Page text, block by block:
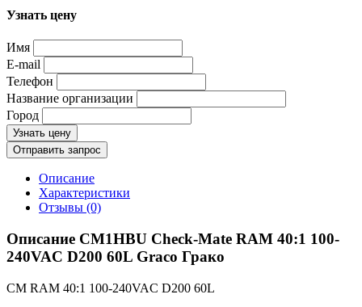
Узнать цену
Имя
E-mail
Телефон
Название организации
Город
Узнать цену
Отправить запрос
Описание
Характеристики
Отзывы (0)
Описание CM1HBU Check-Mate RAM 40:1 100-
240VAC D200 60L Graco Грако
CM RAM 40:1 100-240VAC D200 60L